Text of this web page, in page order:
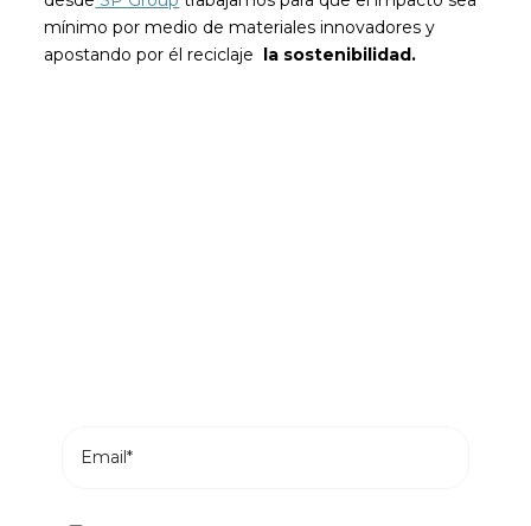
mínimo por medio de materiales innovadores y
apostando por él reciclaje la sostenibilidad.